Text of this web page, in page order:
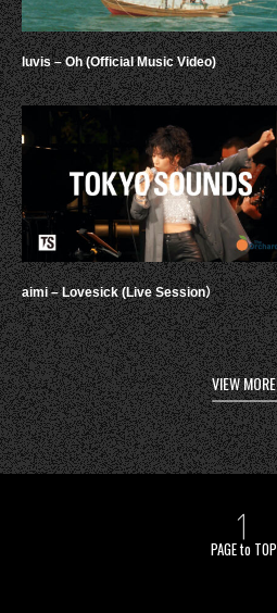
luvis – Oh (Official Music Video)
aimi – Lovesick (Live Session）
VIEW MORE
PAGE to TOP